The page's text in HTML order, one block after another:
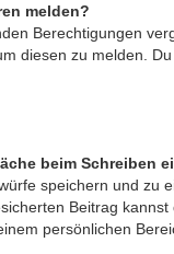
melden?
Berechtigungen
diesen zu melden.
beim Schreiben
speichern und zu
Beitrag
persönlichen